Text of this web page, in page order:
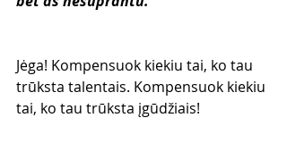
Jėga! Kompensuok kiekiu tai, ko tau
trūksta talentais. Kompensuok kiekiu
tai, ko tau trūksta įgūdžiais!